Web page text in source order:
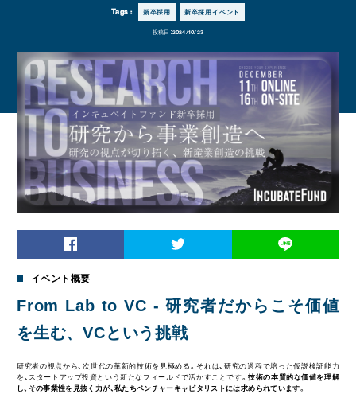
Tags : 新卒採用 新卒採用イベント
投稿日：2024/10/23
イベント概要
From Lab to VC - 研究者だからこそ価値
を生む、VCという挑戦
研究者の視点から、次世代の革新的技術を見極める。それは、研究の過程で培った仮説検証能力
を、スタートアップ投資という新たなフィールドで活かすことです。技術の本質的な価値を理解
し、その事業性を見抜く力が、私たちベンチャーキャピタリストには求められています。